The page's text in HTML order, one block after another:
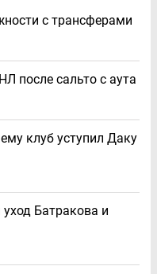
с трансферами
после сальто с аута
клуб уступил Даку
Батракова и